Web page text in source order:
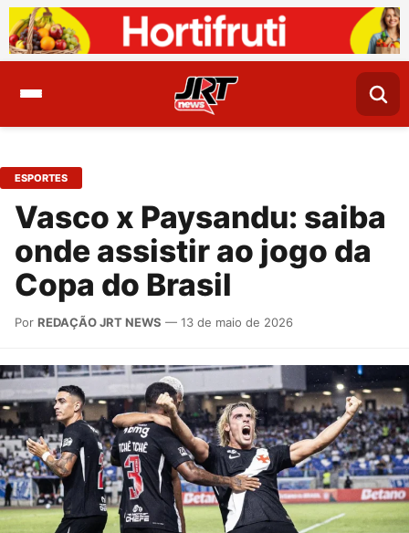
ESPORTES
Vasco x Paysandu: saiba
onde assistir ao jogo da
Copa do Brasil
Por REDAÇÃO JRT NEWS — 13 de maio de 2026